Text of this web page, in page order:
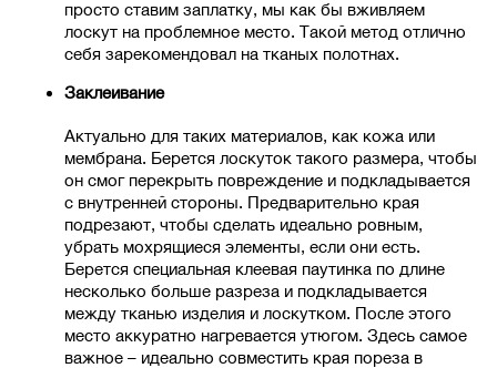
просто ставим заплатку, мы как бы вживляем
лоскут на проблемное место. Такой метод отлично
себя зарекомендовал на тканых полотнах.
Заклеивание
Актуально для таких материалов, как кожа или
мембрана. Берется лоскуток такого размера, чтобы
он смог перекрыть повреждение и подкладывается
с внутренней стороны. Предварительно края
подрезают, чтобы сделать идеально ровным,
убрать мохрящиеся элементы, если они есть.
Берется специальная клеевая паутинка по длине
несколько больше разреза и подкладывается
между тканью изделия и лоскутком. После этого
место аккуратно нагревается утюгом. Здесь самое
важное – идеально совместить края пореза в